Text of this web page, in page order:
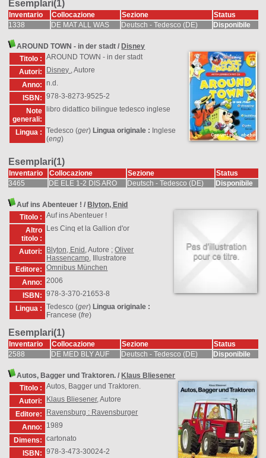
Esemplari(1)
Inventario Collocazione Sezione
Status
1338
DE MAT ALL WAS Deutsch - Tedesco (DE) Disponibile
AROUND TOWN - in der stadt / Disney
Titolo :
AROUND TOWN - in der stadt
Autori:
Disney , Autore
Anno:
n.d.
ISBN:
978-3-8273-9525-2
Note
generali:
libro didattico bilingue tedesco inglese
Lingua : Tedesco (ger) Lingua originale : Inglese
(eng)
Esemplari(1)
Inventario Collocazione Sezione
Status
3465
DE ELE 1-2 DIS ARO Deutsch - Tedesco (DE) Disponibile
Auf ins Abenteuer ! / Blyton, Enid
Titolo :
Auf ins Abenteuer !
Altro
titolo :
Les Cinq et la Gallion d'or
Autori: Blyton, Enid , Autore ;Oliver
Hassencamp, Illustratore
Editore:
Omnibus München
Anno:
2006
ISBN:
978-3-370-21653-8
Lingua :
Tedesco (ger) Lingua originale :
Francese (fre)
Esemplari(1)
Inventario Collocazione Sezione
Status
2588
DE MED BLY AUF Deutsch - Tedesco (DE) Disponibile
Autos, Bagger und Traktoren. / Klaus Bliesener
Titolo :
Autos, Bagger und Traktoren.
Autori:
Klaus Bliesener, Autore
Editore:
Ravensburg : Ravensburger
Anno:
1989
Dimens:
cartonato
ISBN:
978-3-473-30024-2